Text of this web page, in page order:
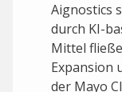
Aignostics
durch KI-
Mittel
Expansion
der Mayo